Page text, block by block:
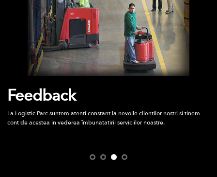
Progres
Suntem constienti de dinamismul cu care evolueaza afacerile partenerilor
nostri, de aceea evoluam împreuna cu acestia, prin marirea si redesenarea